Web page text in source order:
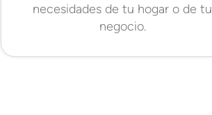
necesidades de tu hogar o de tu
negocio.